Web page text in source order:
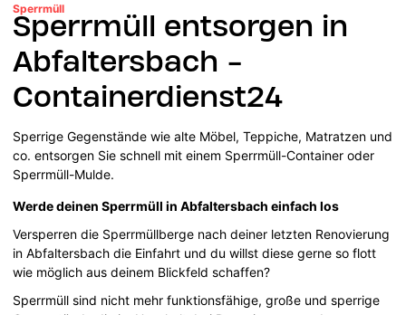
Sperrmüll
Sperrmüll entsorgen in
Abfaltersbach -
Containerdienst24
Sperrige Gegenstände wie alte Möbel, Teppiche, Matratzen und
co. entsorgen Sie schnell mit einem Sperrmüll-Container oder
Sperrmüll-Mulde.
Werde deinen Sperrmüll in Abfaltersbach einfach los
Versperren die Sperrmüllberge nach deiner letzten Renovierung
in Abfaltersbach die Einfahrt und du willst diese gerne so flott
wie möglich aus deinem Blickfeld schaffen?
Sperrmüll sind nicht mehr funktionsfähige, große und sperrige